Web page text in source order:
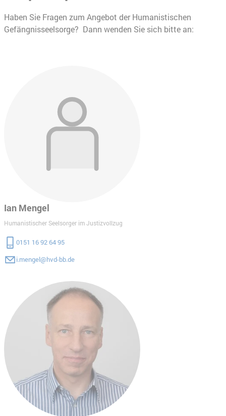
Haben Sie Fragen zum Angebot der Humanistischen
Gefängnisseelsorge? Dann wenden Sie sich bitte an:
Ian Mengel
Humanistischer Seelsorger im Justizvollzug
0151 16 92 64 95
i.mengel@hvd-bb.de